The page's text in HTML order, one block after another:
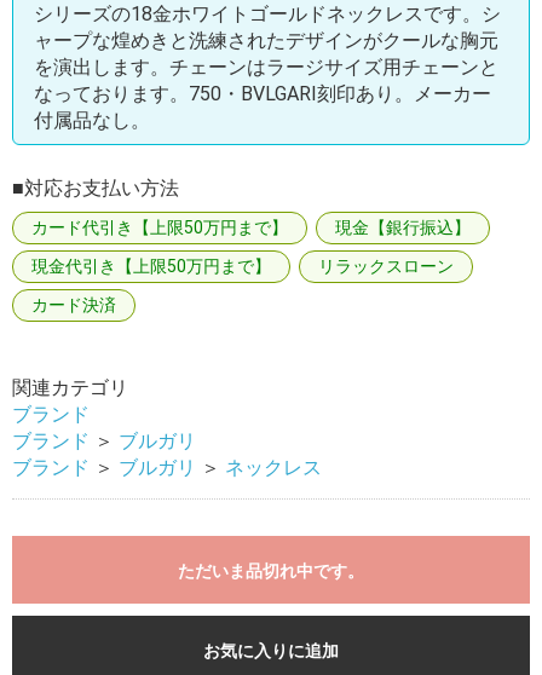
シリーズの18金ホワイトゴールドネックレスです。シ
ャープな煌めきと洗練されたデザインがクールな胸元
を演出します。チェーンはラージサイズ用チェーンと
なっております。750・BVLGARI刻印あり。メーカー
付属品なし。
■対応お支払い方法
カード代引き【上限50万円まで】
現金【銀行振込】
現金代引き【上限50万円まで】
リラックスローン
カード決済
関連カテゴリ
ブランド
ブランド ＞ ブルガリ
ブランド ＞ ブルガリ ＞ ネックレス
ただいま品切れ中です。
お気に入りに追加